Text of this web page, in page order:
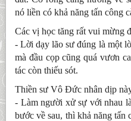
nó liền có khả năng tấn công
Các vị học tăng rất vui mừng
- Lời dạy lão sư đúng là một
mà đầu cọp cũng quá vươn
tác còn thiếu sót.
Thiền sư Vô Đức nhân dịp
- Làm người xử sự với nhau
bước về sau, thì khả năng